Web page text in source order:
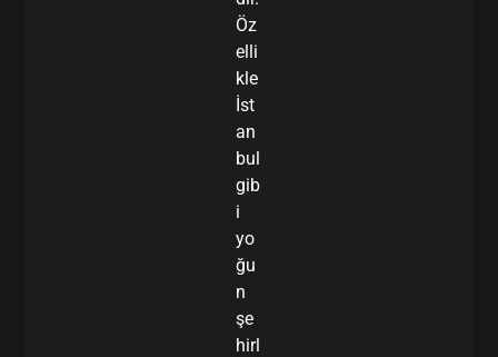
Öz
elli
kle
İst
an
bul
gib
i
yo
ğu
n
şe
hirl